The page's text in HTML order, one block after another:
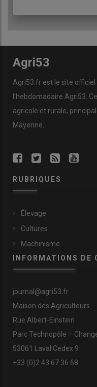
Agri53
Agri53.fr est le site officiel
l’hebdomadaire Agri53.
agricole et rurale,
Mayenne.
RUBRIQUES
Élevage
Cultures
Machinisme
INFORMATIONS DE
journal@agri53.fr
Maison des Agriculteurs
Rue Albert-Einstein
Parc Technopôle –
53061 Laval Cedex 9
+33 (0)2 43 67 36 68